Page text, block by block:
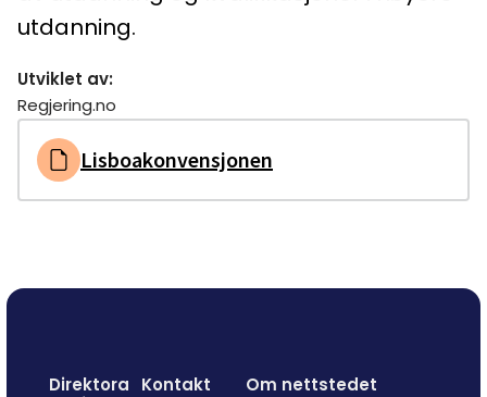
utdanning.
Utviklet av:
Regjering.no
Lisboakonvensjonen
Direktora
Kontakt
Om nettstedet